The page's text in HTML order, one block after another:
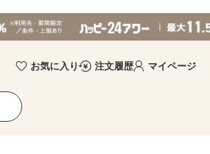
お気に入り 注文履歴 マイページ